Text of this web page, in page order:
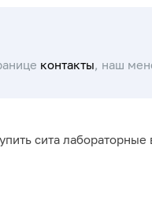
контакты, наш
сита